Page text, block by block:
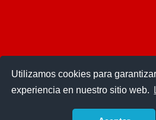
Utilizamos cookies para
experiencia en nuestro sitio web.